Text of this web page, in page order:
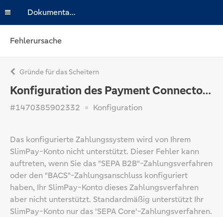
Dokumentation
Fehlerursache
Gründe für das Scheitern
Konfiguration des Payment Connectorss
#1470385902332 Konfiguration
Das konfigurierte Zahlungssystem wird von Ihrem
SlimPay-Konto nicht unterstützt. Dieser Fehler kann
auftreten, wenn Sie das "SEPA B2B"-Zahlungsverfahren
oder den "BACS"-Zahlungsanschluss konfiguriert
haben, Ihr SlimPay-Konto dieses Zahlungsverfahren
aber nicht unterstützt. Standardmäßig unterstützt Ihr
SlimPay-Konto nur das 'SEPA Core'-Zahlungsverfahren.